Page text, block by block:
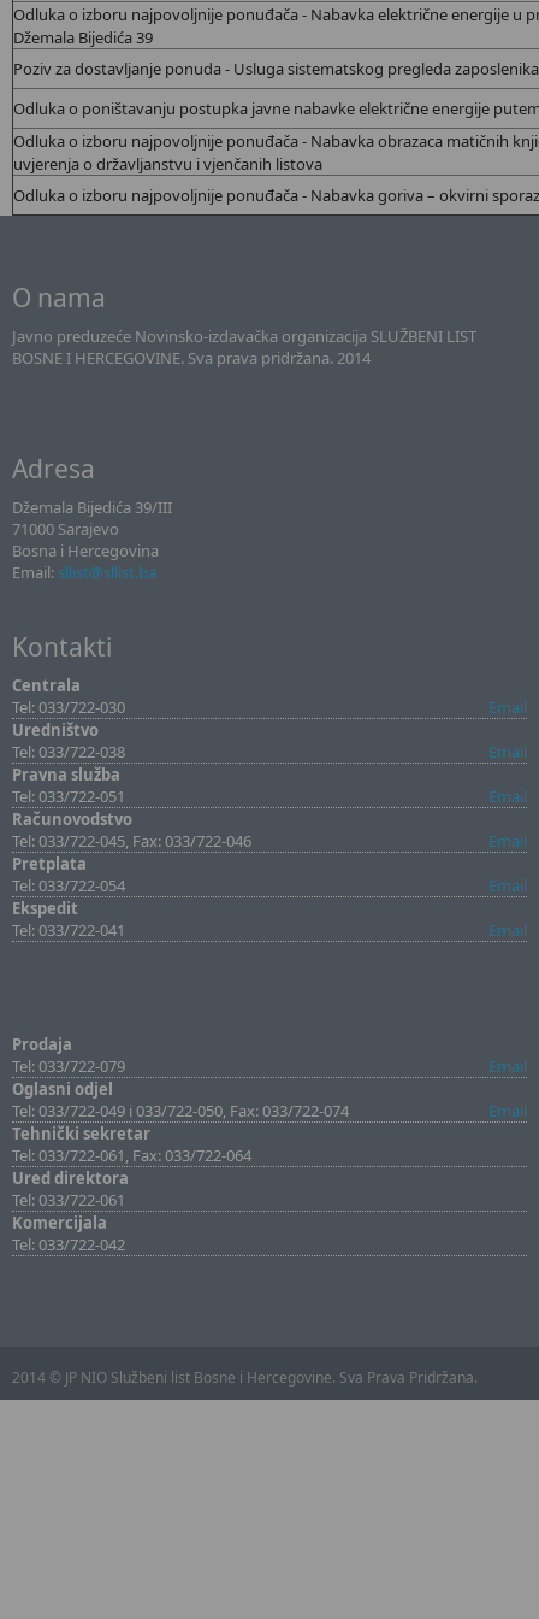
Odluka o izboru najpovoljnije ponuđača - Nabavkaelektrične energije u
Džemala Bijedića 39
Poziv za dostavljanje ponuda - Usluga sistematskog pregleda zaposlenika
Odluka o poništavanju postupka javne nabavke električne energije
Odluka o izboru najpovoljnije ponuđača - Nabavkaobrazaca matičnih
uvjerenja o državljanstvu i vjenčanih listova
Odluka o izboru najpovoljnije ponuđača - Nabavkagoriva – okvirni
O nama
Javno preduzeće Novinsko-izdavačka organizacija SLUŽBENI LIST
BOSNE I HERCEGOVINE. Sva prava pridržana. 2014
Adresa
Džemala Bijedića 39/III
71000 Sarajevo
Bosna i Hercegovina
Email: sllist@sllist.ba
Kontakti
Centrala
Tel: 033/722-030
Email
Uredništvo
Tel: 033/722-038
Email
Pravna služba
Tel: 033/722-051
Email
Računovodstvo
Tel: 033/722-045, Fax: 033/722-046
Email
Pretplata
Tel: 033/722-054
Email
Ekspedit
Tel: 033/722-041
Email
Prodaja
Tel: 033/722-079
Email
Oglasni odjel
Tel: 033/722-049 i 033/722-050, Fax: 033/722-074
Email
Tehnički sekretar
Tel: 033/722-061, Fax: 033/722-064
Ured direktora
Tel: 033/722-061
Komercijala
Tel: 033/722-042
2014 © JP NIO Službeni list Bosne i Hercegovine. Sva Prava Pridržana.